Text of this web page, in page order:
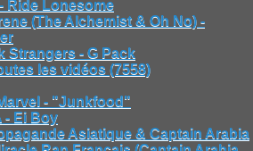
Ride Lonesome
(The Alchemist & Oh No) -
Strangers - G Pack
les vidéos (7558)
- "Junkfood"
- Ei Boy
Asiatique & Captain Arabia